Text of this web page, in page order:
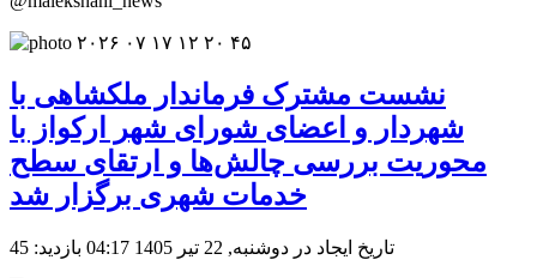
نشست مشترک فرماندار ملکشاهی با
شهردار و اعضای شورای شهر ارکواز با
محوریت بررسی چالش‌ها و ارتقای سطح
خدمات شهری برگزار شد
تاریخ ایجاد در دوشنبه, 22 تیر 1405 04:17 بازدید: 45